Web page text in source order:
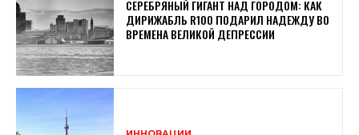
СЕРЕБРЯНЫЙ ГИГАНТ НАД ГОРОДОМ: КАК
ДИРИЖАБЛЬ R100 ПОДАРИЛ НАДЕЖДУ ВО
ВРЕМЕНА ВЕЛИКОЙ ДЕПРЕССИИ